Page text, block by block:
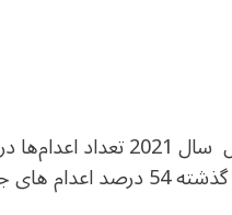
بنا بر گزارش سازمان
بوده است.